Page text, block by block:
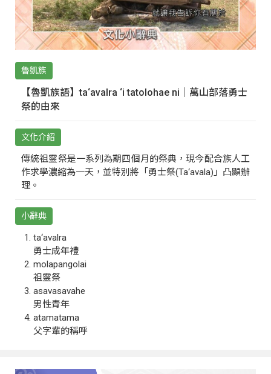
魯凱族
【魯凱族語】ta‘avalra ‘i tatolohae ni｜萬山部落勇士
祭的由來
文化介紹
傳統祖靈祭是一系列為期四個月的祭典，現今配合族人工
作求學濃縮為一天，並特別將「勇士祭(Ta‘avala)」凸顯辦
理。
小辭典
ta‘avalra
勇士成年禮
molapangolai
祖靈祭
asavasavahe
男性青年
atamatama
父字輩的稱呼